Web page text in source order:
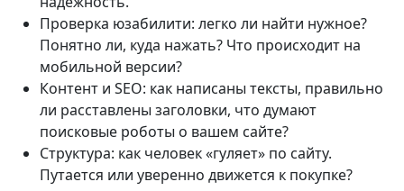
Проверка юзабилити: легко ли найти нужное?
Понятно ли, куда нажать? Что происходит на
мобильной версии?
Контент и SEO: как написаны тексты, правильно
ли расставлены заголовки, что думают
поисковые роботы о вашем сайте?
Структура: как человек «гуляет» по сайту.
Путается или уверенно движется к покупке?